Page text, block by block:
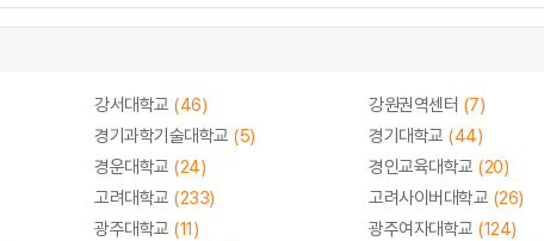
강서대학교 (46) 강원권역센터 (7)
경기과학기술대학교 (5) 경기대학교 (44)
경운대학교 (24) 경인교육대학교 (20)
고려대학교 (233) 고려사이버대학교 (26)
광주대학교 (11) 광주여자대학교 (124)